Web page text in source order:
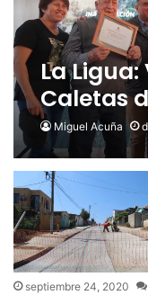
La
Caletas
calle
Miguel Acuña
septiembre 24, 2020